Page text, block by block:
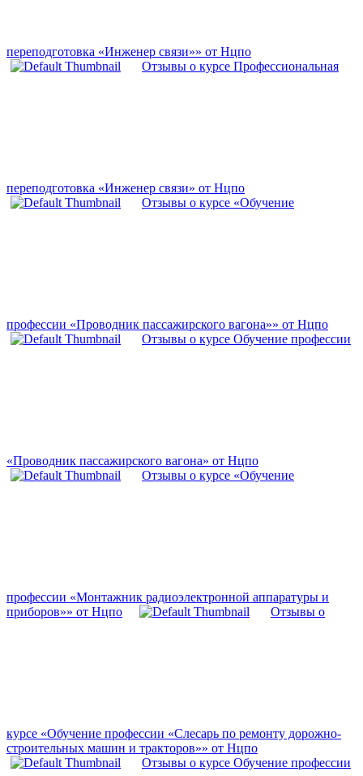
переподготовка «Инженер связи»» от Нцпо
Отзывы о курсе Профессиональная
переподготовка «Инженер связи» от Нцпо
Отзывы о курсе «Обучение
профессии «Проводник пассажирского вагона»» от Нцпо
Отзывы о курсе Обучение профессии
«Проводник пассажирского вагона» от Нцпо
Отзывы о курсе «Обучение
профессии «Монтажник радиоэлектронной аппаратуры и
приборов»» от Нцпо
Отзывы о
курсе «Обучение профессии «Слесарь по ремонту дорожно-
строительных машин и тракторов»» от Нцпо
Отзывы о курсе Обучение профессии